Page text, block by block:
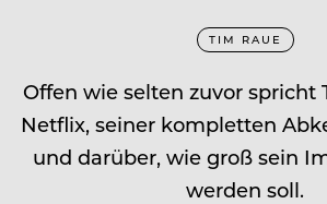
TIM RAUE
Offen wie selten zuvor spricht
Netflix, seiner kompletten
und darüber, wie groß sein
werden soll.